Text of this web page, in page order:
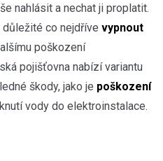
nahlásit a nechat ji proplatit.
co nejdříve vypnout
poškození
pojišťovna nabízí variantu
škody, jako je poškození
vody do elektroinstalace.